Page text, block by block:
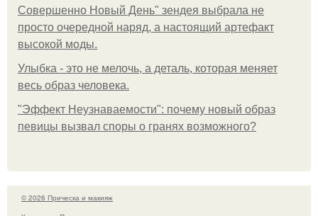
Совершенно Новый День" зендея выбрала не
просто очередной наряд, а настоящий артефакт
высокой моды.
Улыбка - это не мелочь, а деталь, которая меняет
весь образ человека.
"Эффект Неузнаваемости": почему новый образ
певицы вызвал споры о гранях возможного?
© 2026 Прическа и макияж